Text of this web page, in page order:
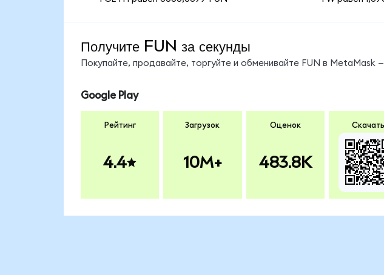
Получите FUN за секунды
Покупайте, продавайте, торгуйте и обменивайте FUN в
Google Play
Рейтинг
4.4
Загрузок
10M+
Оценок
483.8K
Скачать